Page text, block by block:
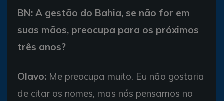
BN: A gestão do Bahia, se não for em
suas mãos, preocupa para os próximos
três anos?
Olavo: Me preocupa muito. Eu não gostaria
de citar os nomes, mas nós pensamos no